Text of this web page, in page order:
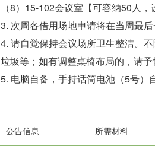
（8）15-102会议室【可容纳50人，
3. 次周各借用场地申请将在当周最
4. 请自觉保持会议场所卫生整洁。
垃圾等；如有调整桌椅布局的，请
5. 电脑自备，手持话筒电池（5号）
公告信息 所需材料